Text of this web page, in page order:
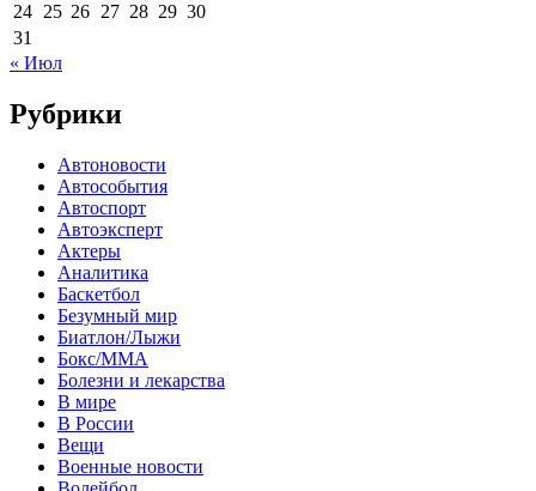
24 25 26 27 28 29 30
31
« Июл
Рубрики
Автоновости
Автособытия
Автоспорт
Автоэксперт
Актеры
Аналитика
Баскетбол
Безумный мир
Биатлон/Лыжи
Бокс/MMA
Болезни и лекарства
В мире
В России
Вещи
Военные новости